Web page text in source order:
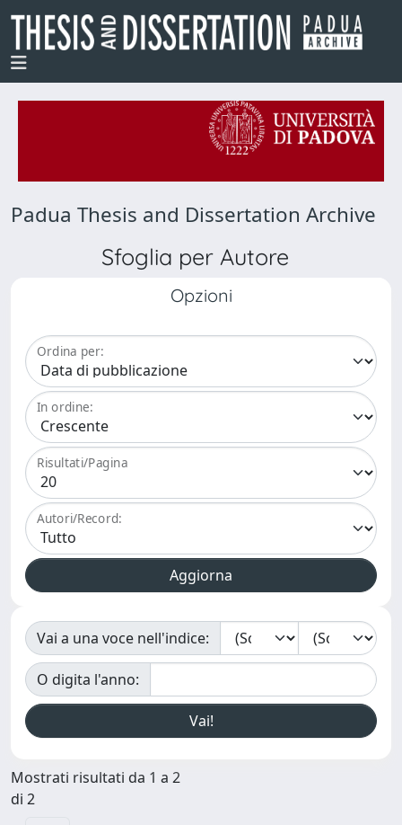
Padua Thesis and Dissertation Archive
Sfoglia per Autore
Opzioni
Ordina per:
In ordine:
Risultati/Pagina
Autori/Record:
Vai a una voce nell'indice:
O digita l'anno:
Mostrati risultati da 1 a 2
di 2